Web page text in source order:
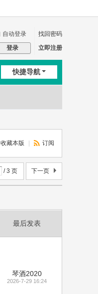
自动登录
找回密码
登录 立即注册
快捷导航
收藏本版 订阅
/ 3 页 下一页
最后发表
琴酒2020
2026-7-29 16:24